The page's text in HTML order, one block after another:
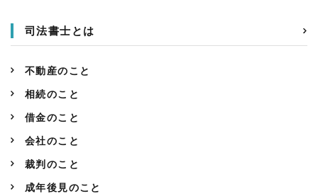
司法書士とは
不動産のこと
相続のこと
借金のこと
会社のこと
裁判のこと
成年後見のこと